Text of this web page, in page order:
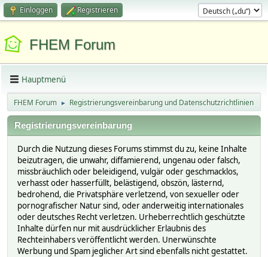
Einloggen Registrieren
FHEM Forum
Hauptmenü
FHEM Forum ► Registrierungsvereinbarung und Datenschutzrichtlinien
Registrierungsvereinbarung
Durch die Nutzung dieses Forums stimmst du zu, keine Inhalte
beizutragen, die unwahr, diffamierend, ungenau oder falsch,
missbräuchlich oder beleidigend, vulgär oder geschmacklos,
verhasst oder hasserfüllt, belästigend, obszön, lästernd,
bedrohend, die Privatsphäre verletzend, von sexueller oder
pornografischer Natur sind, oder anderweitig internationales
oder deutsches Recht verletzen. Urheberrechtlich geschützte
Inhalte dürfen nur mit ausdrücklicher Erlaubnis des
Rechteinhabers veröffentlicht werden. Unerwünschte
Werbung und Spam jeglicher Art sind ebenfalls nicht gestattet.